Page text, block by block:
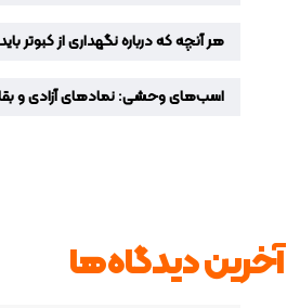
هر آنچه که درباره نگهداری از کبوتر
اسب‌های وحشی: نمادهای آزادی و
آخرین دیدگاه‌ها